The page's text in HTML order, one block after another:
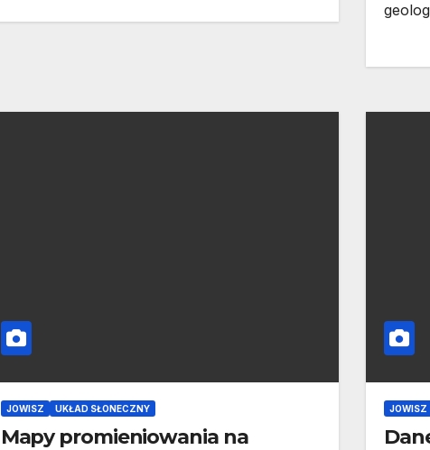
JOWISZ UKŁAD SŁONECZNY
Mapy promieniowania na
JOWISZ